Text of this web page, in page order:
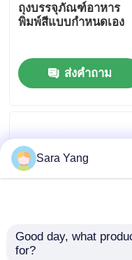
ทัวร์โรงงาน
การควบคุมคุณภาพ
ข่าว
ถุงฟองจดหมาย
ถุงบรรจุภัณฑ์อาหาร
พิมพ์สีแบบกำหนดเอง
ส่งคำถาม
ผนึกแบบกำหนดเองพิมพ์
Sara Yang
Good day, what
for?